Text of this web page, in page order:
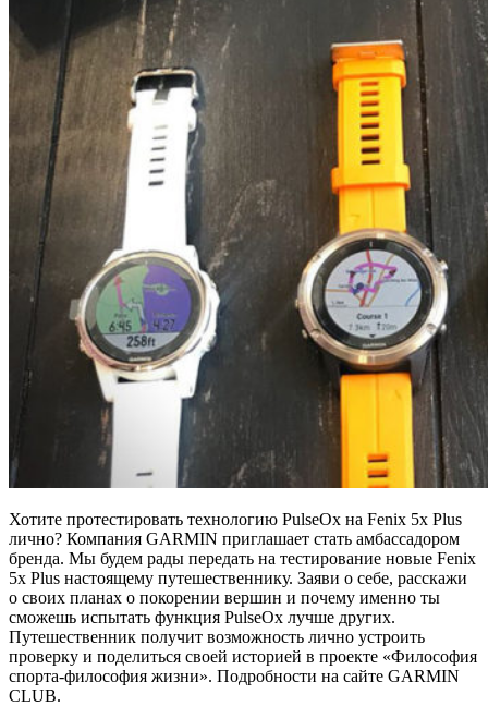
Хотите протестировать технологию PulseOx на Fenix 5x Plus
лично? Компания GARMIN приглашает стать амбассадором
бренда. Мы будем рады передать на тестирование новые Fenix
5x Plus настоящему путешественнику. Заяви о себе, расскажи
о своих планах о покорении вершин и почему именно ты
сможешь испытать функция PulseOx лучше других.
Путешественник получит возможность лично устроить
проверку и поделиться своей историей в проекте «Философия
спорта-философия жизни». Подробности на сайте GARMIN
CLUB.